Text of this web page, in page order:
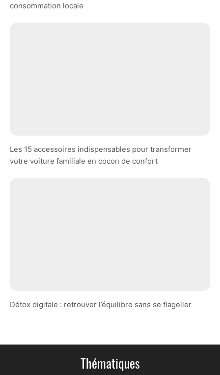
consommation locale
Les 15 accessoires indispensables pour transformer
votre voiture familiale en cocon de confort
Détox digitale : retrouver l’équilibre sans se flageller
Thématiques